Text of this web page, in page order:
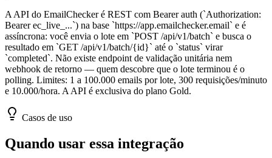
A API do EmailChecker é REST com Bearer auth (`Authorization:
Bearer ec_live_...`) na base `https://app.emailchecker.email` e é
assíncrona: você envia o lote em `POST /api/v1/batch` e busca o
resultado em `GET /api/v1/batch/{id}` até o `status` virar
`completed`. Não existe endpoint de validação unitária nem
webhook de retorno — quem descobre que o lote terminou é o
polling. Limites: 1 a 100.000 emails por lote, 300 requisições/minuto
e 10.000/hora. A API é exclusiva do plano Gold.
Casos de uso
Quando usar essa integração